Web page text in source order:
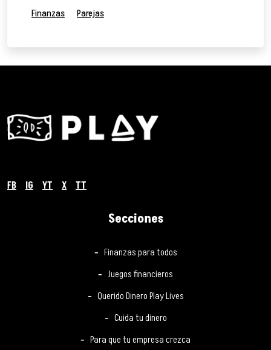
Finanzas Parejas
FB IG YT X TT
Secciones
Finanzas para todos
Juegos financieros
Querido Dinero Play Lives
Cuida tu dinero
Para que tu empresa crezca